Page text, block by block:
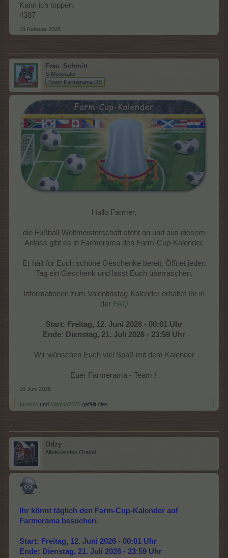
Kann ich toppen.
4387
19 Februar 2026
Frau_Schmitt
S-Moderator
Team Farmerama DE
Hallo Farmer,
die Fußball-Weltmeisterschaft steht an und aus diesem
Anlass gibt es in Farmerama den Farm-Cup-Kalender.
Er hält für Euch schöne Geschenke bereit. Öffnet jeden
Tag ein Geschenk und lasst Euch überraschen.
Informationen zum Valentinstag-Kalender erhaltet Ihr in
der FAQ
Start: Freitag, 12. Juni 2026 - 00:01 Uhr
Ende: Dienstag, 21. Juli 2026 - 23:59 Uhr
Wir wünschen Euch viel Spaß mit dem Kalender
Euer Farmerama - Team ! ​
10 Juni 2026
Haramis und Magitta7070 gefällt dies.
Odzy
Allwissendes Orakel
.
Ihr könnt täglich den Farm-Cup-Kalender auf
Farmerama besuchen.
Start: Freitag, 12. Juni 2026 - 00:01 Uhr
Ende: Dienstag, 21. Juli 2026 - 23:59 Uhr